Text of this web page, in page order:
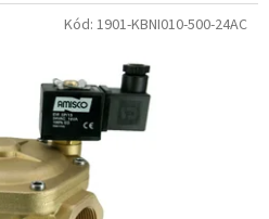
Kód: 1901-KBNI010-500-24AC